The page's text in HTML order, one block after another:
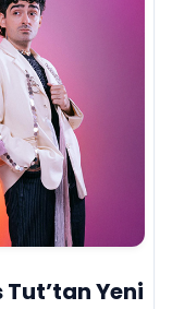
Tut’tan Yeni